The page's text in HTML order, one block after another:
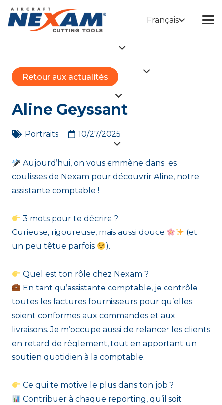
Français
Retour aux actualités
Aline Geyssant
Portraits 10/27/2025
Aujourd’hui, on vous emmène dans les
coulisses de Nexam pour découvrir Aline, notre
assistante comptable !
3 mots pour te décrire ?
Curieuse, rigoureuse, mais aussi douce
(et
un peu têtue parfois
).
Quel est ton rôle chez Nexam ?
En tant qu’assistante comptable, je contrôle
toutes les factures fournisseurs pour qu’elles
soient conformes aux commandes et aux
livraisons. Je m’occupe aussi de relancer les clients
en retard de règlement, tout en apportant un
soutien quotidien à la comptable.
Ce qui te motive le plus dans ton job ?
Contribuer à chaque reporting, qu’il soit